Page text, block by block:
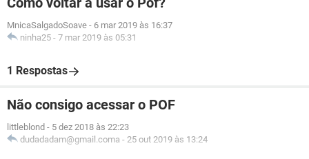
MnicaSalgadoSoave - 6 mar 2019 às 16:37
ninha25 - 7 mar 2019 às 05:31
1 Respostas
Não consigo acessar o POF
littleblond - 5 dez 2018 às 22:23
dudadadam@gmail.coma - 25 out 2019 às 13:24